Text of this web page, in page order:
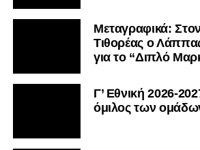
Μεταγραφικά:
Τιθορέας ο
για το “Διπλό
Γ’ Εθνική 2026-
όμιλος των